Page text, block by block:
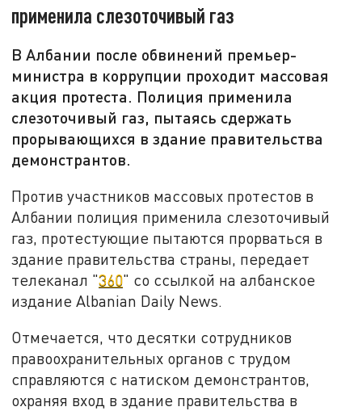
применила слезоточивый газ
В Албании после обвинений премьер-
министра в коррупции проходит массовая
акция протеста. Полиция применила
слезоточивый газ, пытаясь сдержать
прорывающихся в здание правительства
демонстрантов.
Против участников массовых протестов в
Албании полиция применила слезоточивый
газ, протестующие пытаются прорваться в
здание правительства страны, передает
телеканал "360" со ссылкой на албанское
издание Albanian Daily News.
Отмечается, что десятки сотрудников
правоохранительных органов с трудом
справляются с натиском демонстрантов,
охраняя вход в здание правительства в